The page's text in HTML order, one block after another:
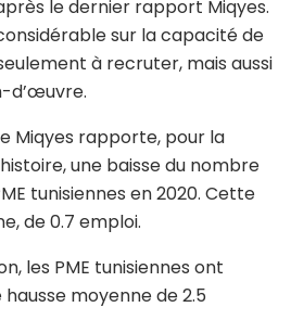
le dernier rapport Miqyes.
sur la capacité de
à recruter, mais aussi
d’œuvre.
Miqyes rapporte, pour la
une baisse du nombre
tunisiennes en 2020. Cette
de 0.7 emploi.
les PME tunisiennes ont
moyenne de 2.5